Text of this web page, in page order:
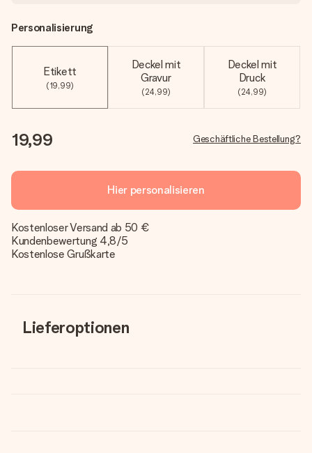
Personalisierung
Etikett
(19,99)
Deckel mit
Gravur
(24,99)
Deckel mit
Druck
(24,99)
19,99 Geschäftliche Bestellung?
Hier personalisieren
Kostenloser Versand ab 50 €
Kundenbewertung 4,8/5
Kostenlose Grußkarte
Lieferoptionen